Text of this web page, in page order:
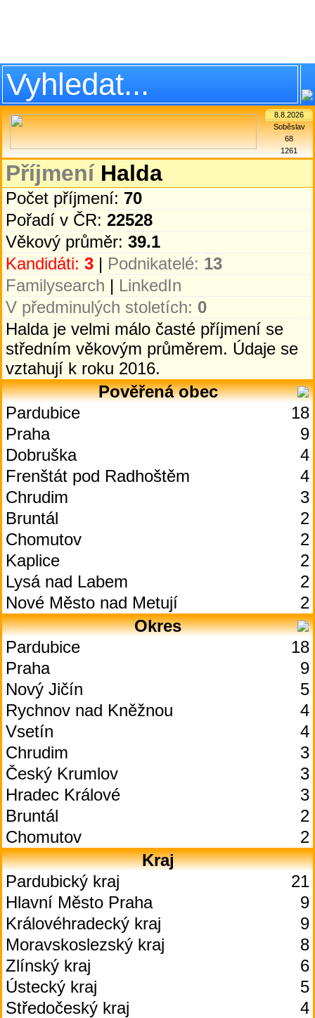
8.8.2026
Soběslav
68
1261
PříjmeníHalda
Počet příjmení: 70
Pořadí v ČR: 22528
Věkový průměr: 39.1
Kandidáti: 3 | Podnikatelé: 13
Familysearch | LinkedIn
V předminulých stoletích: 0
Halda je velmi málo časté příjmení se
středním věkovým průměrem. Údaje se
vztahují k roku 2016.
Pověřená obec
Pardubice
18
Praha
9
Dobruška
4
Frenštát pod Radhoštěm
4
Chrudim
3
Bruntál
2
Chomutov
2
Kaplice
2
Lysá nad Labem
2
Nové Město nad Metují
2
Okres
Pardubice
18
Praha
9
Nový Jičín
5
Rychnov nad Kněžnou
4
Vsetín
4
Chrudim
3
Český Krumlov
3
Hradec Králové
3
Bruntál
2
Chomutov
2
Kraj
Pardubický kraj
21
Hlavní Město Praha
9
Královéhradecký kraj
9
Moravskoslezský kraj
8
Zlínský kraj
6
Ústecký kraj
5
Středočeský kraj
4